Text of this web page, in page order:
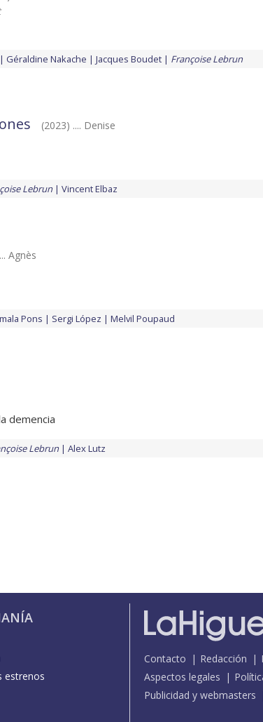
Géraldine Nakache Jacques Boudet Françoise Lebrun
(2023) .... Denise
Lebrun Vincent Elbaz
Agnès
Pons Sergi López Melvil Poupaud
demencia
Lebrun Alex Lutz
estrenos
Contacto Redacción
Aspectos legales
Publicidad y webmasters